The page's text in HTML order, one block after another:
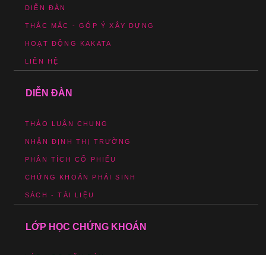
DIỄN ĐÀN
THẮC MẮC - GÓP Ý XÂY DỰNG
HOẠT ĐỘNG KAKATA
LIÊN HỆ
DIỄN ĐÀN
THẢO LUẬN CHUNG
NHẬN ĐỊNH THỊ TRƯỜNG
PHÂN TÍCH CỔ PHIẾU
CHỨNG KHOÁN PHÁI SINH
SÁCH - TÀI LIỆU
LỚP HỌC CHỨNG KHOÁN